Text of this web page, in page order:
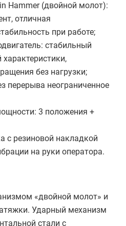
Hammer (двойной молот):
отличная
при работе;
стабильный
без нагрузки;
перерыва неограниченное
3 положения +
с резиновой накладкой
на руки оператора.
«двойной молот» и
Ударный механизм
стали с